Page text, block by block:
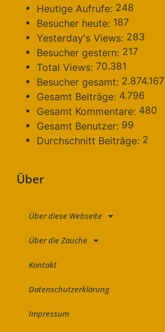
Heutige Aufrufe: 248
Besucher heute: 187
Yesterday's Views: 283
Besucher gestern: 217
Total Views: 70.381
Besucher gesamt: 2.874.167
Gesamt Beiträge: 4.796
Gesamt Kommentare: 480
Gesamt Benutzer: 99
Durchschnitt Beiträge: 2
Über
Über diese Webseite
Über die Zauche
Kontakt
Datenschutzerklärung
Impressum